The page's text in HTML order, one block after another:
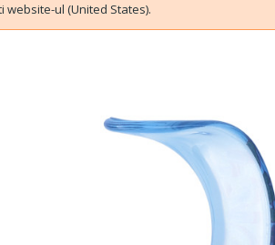
ul (United States).